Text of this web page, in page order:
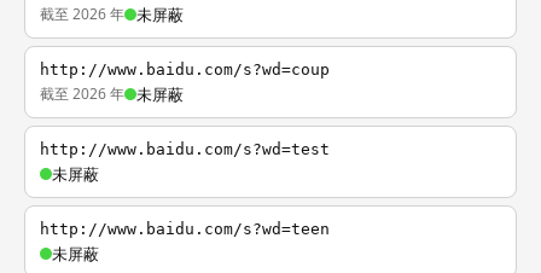
截至 2026 年 未屏蔽
http://www.baidu.com/s?wd=coup
截至 2026 年 未屏蔽
http://www.baidu.com/s?wd=test
未屏蔽
http://www.baidu.com/s?wd=teen
未屏蔽